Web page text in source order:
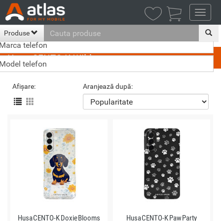
Produse
Huse CENTO-K Wild
Stoc limitat (1)
CAUTA ACCESORII PENTRU
Afișare: Aranjează după:
Husa CENTO-K Doxie Blooms
Husa CENTO-K Paw Party